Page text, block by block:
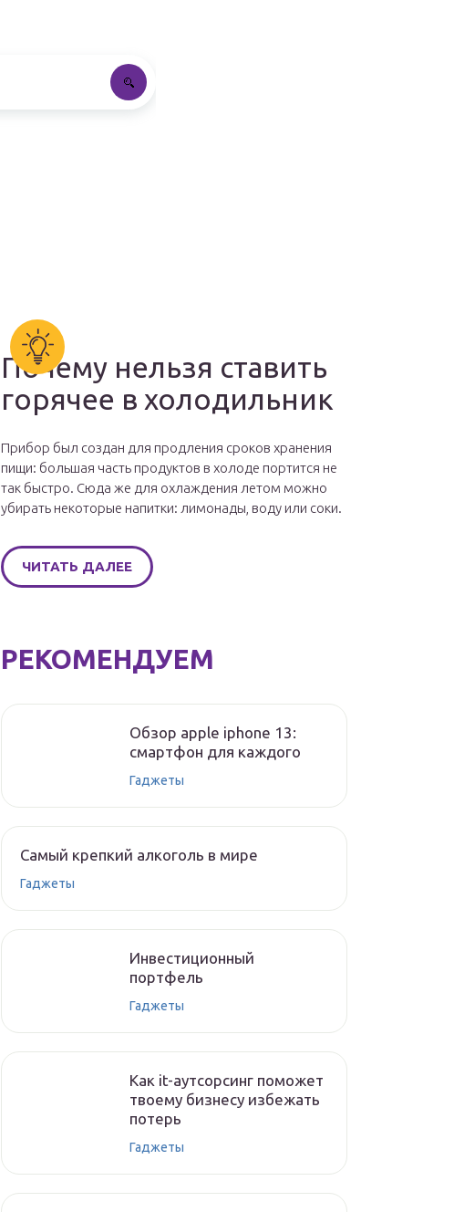
Почему нельзя ставить
горячее в холодильник
Прибор был создан для продления сроков хранения
пищи: большая часть продуктов в холоде портится не
так быстро. Сюда же для охлаждения летом можно
убирать некоторые напитки: лимонады, воду или соки.
ЧИТАТЬ ДАЛЕЕ
РЕКОМЕНДУЕМ
Обзор apple iphone 13:
смартфон для каждого
Гаджеты
Самый крепкий алкоголь в мире
Гаджеты
Инвестиционный
портфель
Гаджеты
Как it-аутсорсинг поможет
твоему бизнесу избежать
потерь
Гаджеты